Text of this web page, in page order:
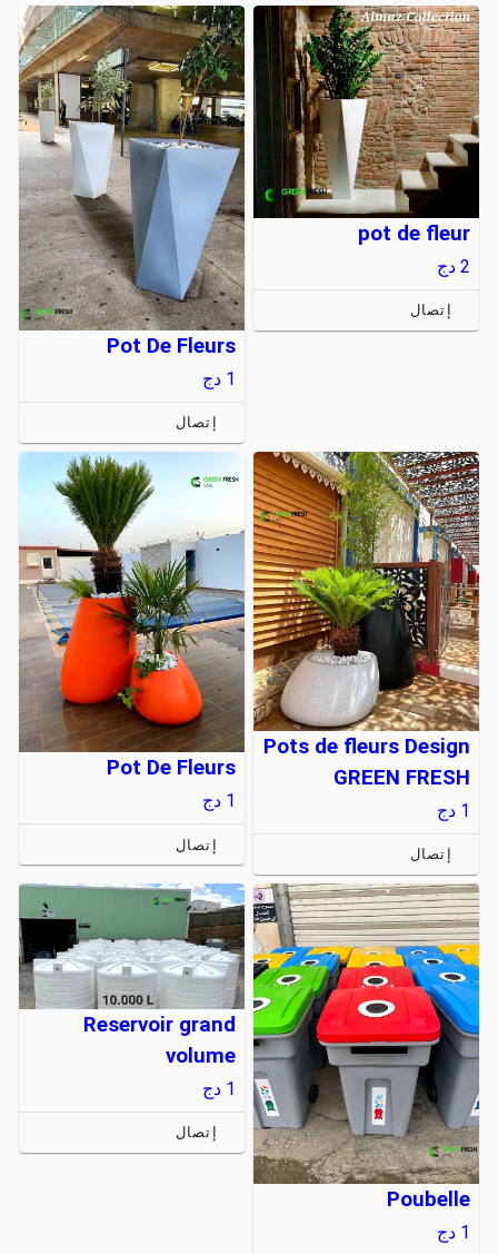
pot de fleur
2 دج
إتصال
Pot De Fleurs
1 دج
إتصال
Pots de fleurs Design
GREEN FRESH
1 دج
إتصال
Pot De Fleurs
1 دج
إتصال
Poubelle
1 دج
Reservoir grand
volume
1 دج
إتصال